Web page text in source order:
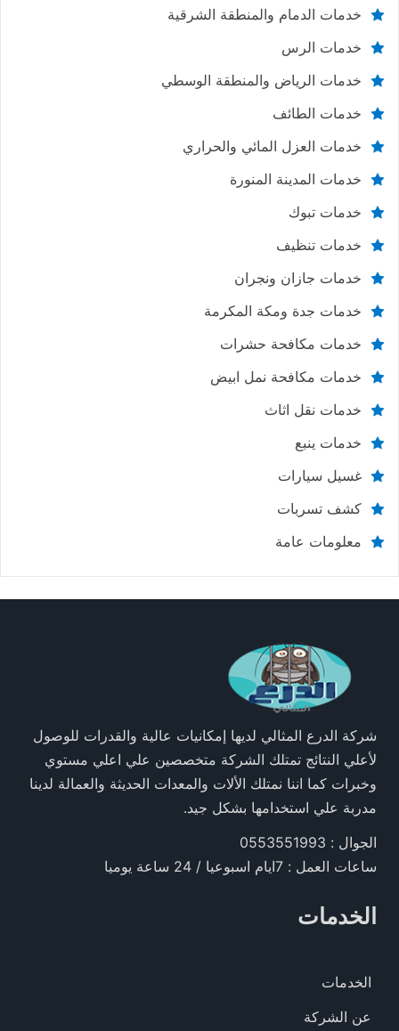
خدمات الدمام والمنطقة الشرقية
خدمات الرس
خدمات الرياض والمنطقة الوسطي
خدمات الطائف
خدمات العزل المائي والحراري
خدمات المدينة المنورة
خدمات تبوك
خدمات تنظيف
خدمات جازان ونجران
خدمات جدة ومكة المكرمة
خدمات مكافحة حشرات
خدمات مكافحة نمل ابيض
خدمات نقل اثاث
خدمات ينبع
غسيل سيارات
كشف تسربات
معلومات عامة
شركة الدرع المثالي لديها إمكانيات عالية والقدرات للوصول
لأعلي النتائج تمتلك الشركة متخصصين علي اعلي مستوي
وخبرات كما اننا نمتلك الألات والمعدات الحديثة والعمالة لدينا
مدربة علي استخدامها بشكل جيد.
الجوال : 0553551993
ساعات العمل : 7ايام اسبوعيا / 24 ساعة يوميا
الخدمات
الخدمات
عن الشركة